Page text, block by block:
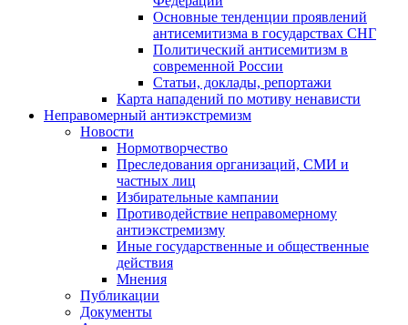
Основные тенденции проявлений
антисемитизма в государствах СНГ
Политический антисемитизм в
современной России
Статьи, доклады, репортажи
Карта нападений по мотиву ненависти
Неправомерный антиэкстремизм
Новости
Нормотворчество
Преследования организаций, СМИ и
частных лиц
Избирательные кампании
Противодействие неправомерному
антиэкстремизму
Иные государственные и общественные
действия
Мнения
Публикации
Документы